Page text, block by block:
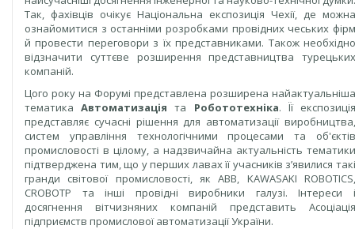
Так, фахівців очікує Національна експозиція Чехії, де можна
ознайомитися з останніми розробками провідних чеських фірм
й провести переговори з їх представниками. Також необхідно
відзначити суттєве розширення представництва турецьких
компаній.
Цого року на Форумі представлена розширена найактуальніша
тематикаАвтоматизаціята Робототехніка. Її
представляє сучасні рішення для автоматизації виробництва,
систем управління технологічними процесами та об'єктів
промисловості в цілому, а надзвичайна актуальність тематики
підтверджена тим, що у перших лавах її учасників з’явилися такі
гранди світової промисловості, як АВВ, KAWASAKI ROBOTICS,
CROBOTP та інші провідні виробники галузі. Інтереси і
досягнення вітчизняних компаній представить Асоціація
підприємств промислової автоматизації України.